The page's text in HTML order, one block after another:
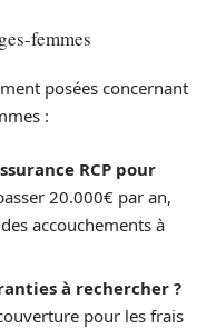
femmes
posées concernant
:
RCP pour
20.000€ par an,
accouchements à
à rechercher ?
pour les frais